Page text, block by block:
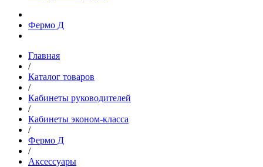
Фермо Д
Главная
/
Каталог товаров
/
Кабинеты руководителей
/
Кабинеты эконом-класса
/
Фермо Д
/
Аксессуары